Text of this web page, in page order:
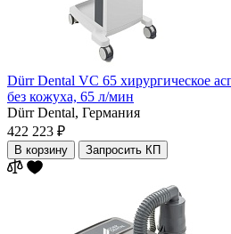
Dürr Dental VC 65 хирургическое
без кожуха, 65 л/мин
Dürr Dental, Германия
422 223 ₽
В корзину Запросить КП